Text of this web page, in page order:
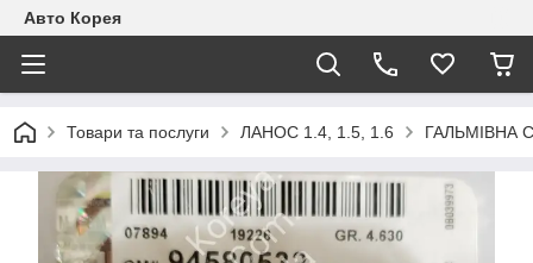
Авто Корея
Товари та послуги ЛАНОС 1.4, 1.5, 1.6 ГАЛЬМІВНА